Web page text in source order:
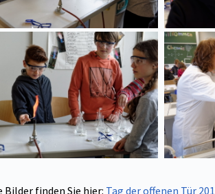
Bilder finden Sie hier: Tag der offenen Tür